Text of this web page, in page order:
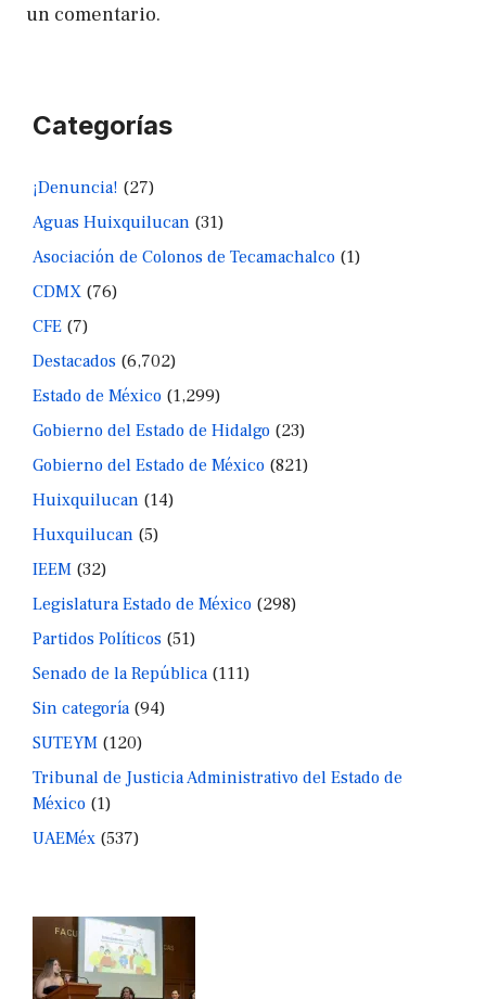
un comentario.
Categorías
¡Denuncia! (27)
Aguas Huixquilucan (31)
Asociación de Colonos de Tecamachalco (1)
CDMX (76)
CFE (7)
Destacados (6,702)
Estado de México (1,299)
Gobierno del Estado de Hidalgo (23)
Gobierno del Estado de México (821)
Huixquilucan (14)
Huxquilucan (5)
IEEM (32)
Legislatura Estado de México (298)
Partidos Políticos (51)
Senado de la República(111)
Sin categoría(94)
SUTEYM (120)
Tribunal de Justicia Administrativo del Estado de
México (1)
UAEMéx (537)